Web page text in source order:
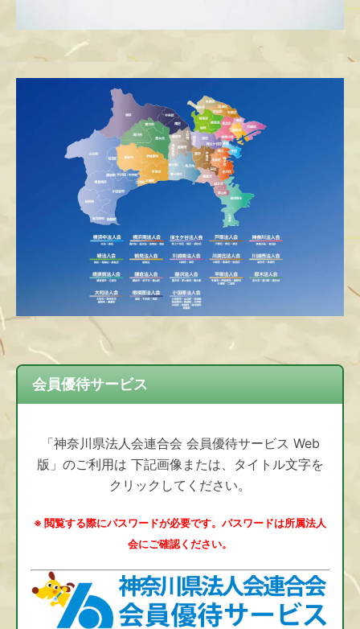
会員優待サービス
「神奈川県法人会連合会 会員優待サービス Web
版」のご利用は 下記画像または、タイトル文字を
クリックしてください。
※ 閲覧する際にパスワードが必要です。パスワードは所属法人
会にご確認ください。